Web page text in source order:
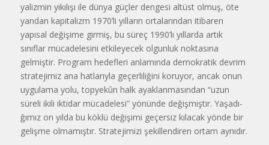
yalizmin yıkılışı ile dünya güçler dengesi altüst olmuş, öte
yandan ka­pitalizm 1970’li yılların ortalarından itibaren
yapısal değişime girmiş, bu süreç 1990’lı yıllarda artık
sınıflar mücadelesini etkileyecek olgunluk noktasına
gelmiştir. Program hedef­leri anlamında demokratik devrim
stratejimiz ana hatlarıyla geçerliliği­ni koruyor, ancak onun
uygulama yolu, topyekûn halk ayaklanmasından “uzun
süreli ikili iktidar müca­delesi” yönünde değişmiştir. Yaşadı­
ğımız on yılda bu köklü değişimi ge­çersiz kılacak yönde bir
gelişme ol­mamıştır. Stratejimizi şekillendiren ortam aynıdır.